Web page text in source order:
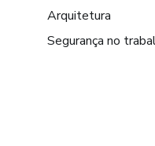
Arquitetura
Segurança no